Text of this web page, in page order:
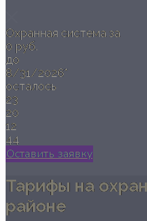
Охранная система за
0 руб.
до
8/31/2026*
осталось
23
20
12
43
Оставить заявку
Тарифы на
районе